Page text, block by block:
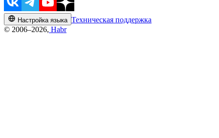
Настройка языка Техническая поддержка
© 2006–2026, Habr